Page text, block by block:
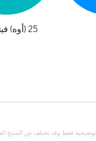
25 (أوه) فيتامين د
فقط وقد تختلف عن المنتج